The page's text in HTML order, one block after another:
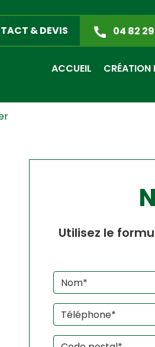
& DEVIS 04 82
ACCUEIL CRÉATION
Utilisez le